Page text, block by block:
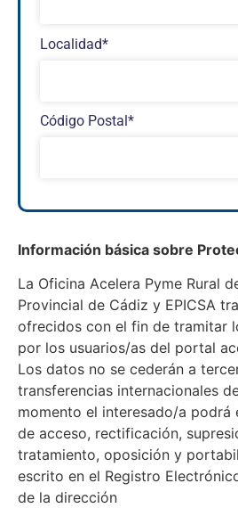
Localidad*
Código Postal*
Información básica sobre
La Oficina Acelera Pyme Rural
Provincial de Cádiz y EPICSA
ofrecidos con el fin de tramitar
por los usuarios/as del portal
Los datos no se cederán a
transferencias internacionales
momento el interesado/a podrá
de acceso, rectificación,
tratamiento, oposición y
escrito en el Registro
de la dirección